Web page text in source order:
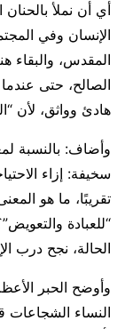
أي أن نملأ
الإنسان وفي
المقدس، والبقاء
الصالح، حتى
هادئ وواثق، لأن
وأضاف: بالنسبة
سخيفة: إزاء
تقريبًا، ما هو
“للعبادة
الحالة، نجح درب
وأوضح الحبر
النساء الشجاعات